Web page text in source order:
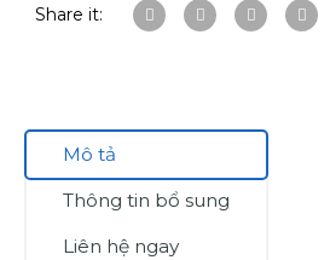
Share it:
Mô tả
Thông tin bổ sung
Liên hệ ngay